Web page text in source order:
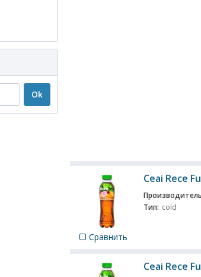
Ok
Сравнить
Ceai Rece
Тип: cold
Ceai Rece